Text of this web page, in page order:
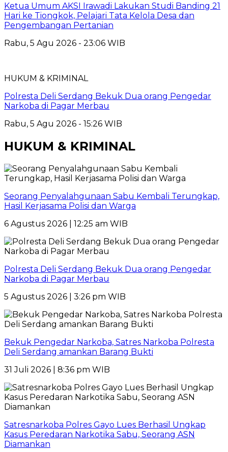
Ketua Umum AKSI Irawadi Lakukan Studi Banding 21
Hari ke Tiongkok, Pelajari Tata Kelola Desa dan
Pengembangan Pertanian
Rabu, 5 Agu 2026 - 23:06 WIB
HUKUM & KRIMINAL
Polresta Deli Serdang Bekuk Dua orang Pengedar
Narkoba di Pagar Merbau
Rabu, 5 Agu 2026 - 15:26 WIB
HUKUM & KRIMINAL
Seorang Penyalahgunaan Sabu Kembali Terungkap,
Hasil Kerjasama Polisi dan Warga
6 Agustus 2026 | 12:25 am WIB
Polresta Deli Serdang Bekuk Dua orang Pengedar
Narkoba di Pagar Merbau
5 Agustus 2026 | 3:26 pm WIB
Bekuk Pengedar Narkoba, Satres Narkoba Polresta
Deli Serdang amankan Barang Bukti
31 Juli 2026 | 8:36 pm WIB
Satresnarkoba Polres Gayo Lues Berhasil Ungkap
Kasus Peredaran Narkotika Sabu, Seorang ASN
Diamankan